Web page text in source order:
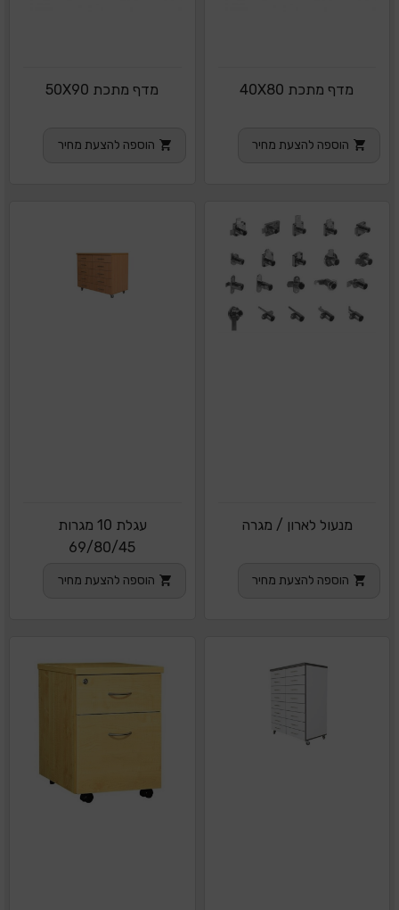
מדף מתכת 40X80
הוספה להצעת מחיר
מדף מתכת 50X90
הוספה להצעת מחיר
מנעול לארון / מגרה
הוספה להצעת מחיר
עגלת 10 מגרות
69/80/45
הוספה להצעת מחיר